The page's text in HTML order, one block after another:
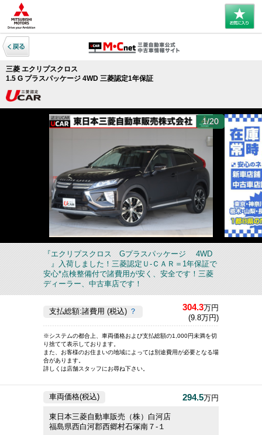
三菱 エクリプスクロス
1.5 G プラスパッケージ 4WD 三菱認定1年保証
1/20
『エクリプスクロス Gプラスパッケージ 4WD
』入荷しました！三菱認定Ｕ-ＣＡＲ＝1年保証で
安心*点検整備付で諸費用が安く、安全です！三菱
ディーラー、中古車店です！
支払総額:諸費用 (税込) ？ 304.3万円
(9.8万円)
※システムの都合上、車両価格および支払総額の1,000円未満を切
り捨てて表示しております。
また、お客様のお住まいの地域によっては別途費用が必要となる場
合があります。
詳しくは店舗スタッフにお尋ね下さい。
車両価格(税込) 294.5万円
東日本三菱自動車販売（株）白河店
福島県西白河郡西郷村石塚南７‐１